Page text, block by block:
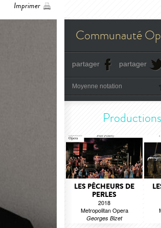
Imprimer
Communauté
partager partager
Moyenne notation
LES PÊCHEURS DE
PERLES
2018
Metropolitan Opera
Georges Bizet